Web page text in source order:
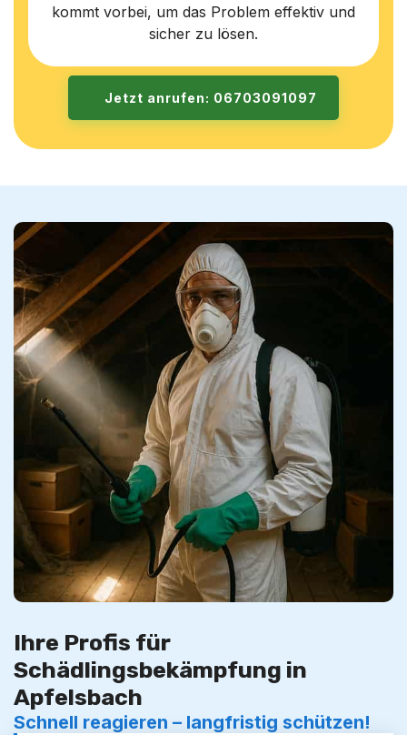
kommt vorbei, um das Problem effektiv und
sicher zu lösen.
Jetzt anrufen: 06703091097
Ihre Profis für
Schädlingsbekämpfung in
Apfelsbach
Schnell reagieren – langfristig schützen!